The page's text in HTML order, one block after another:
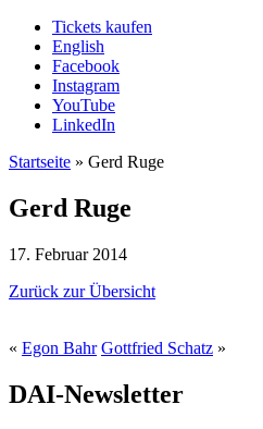
Tickets kaufen
English
Facebook
Instagram
YouTube
LinkedIn
Startseite » Gerd Ruge
Gerd Ruge
17. Februar 2014
Zurück zur Übersicht
« Egon Bahr Gottfried Schatz »
DAI-Newsletter